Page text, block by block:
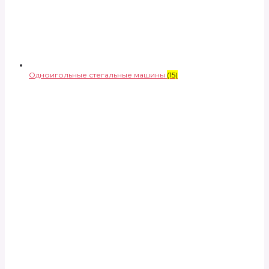
Одноигольные стегальные машины (15)